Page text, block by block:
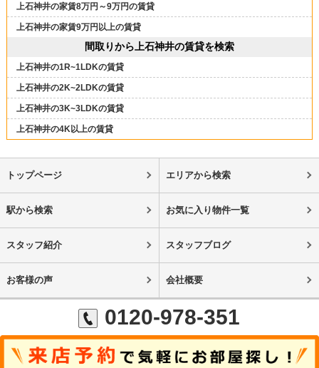
上石神井の家賃8万円～9万円の賃貸
上石神井の家賃9万円以上の賃貸
間取りから上石神井の賃貸を検索
上石神井の1R~1LDKの賃貸
上石神井の2K~2LDKの賃貸
上石神井の3K~3LDKの賃貸
上石神井の4K以上の賃貸
トップページ エリアから検索
駅から検索 お気に入り物件一覧
スタッフ紹介 スタッフブログ
お客様の声 会社概要
0120-978-351